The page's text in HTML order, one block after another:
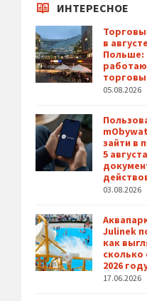
ИНТЕРЕСНОЕ
в
Польше:
05.08.2026
зайти в
5
03.08.2026
Julinek
как
сколько
2026
17.06.2026